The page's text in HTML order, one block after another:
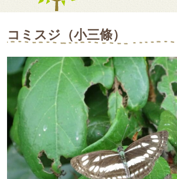
コミスジ（小三條）